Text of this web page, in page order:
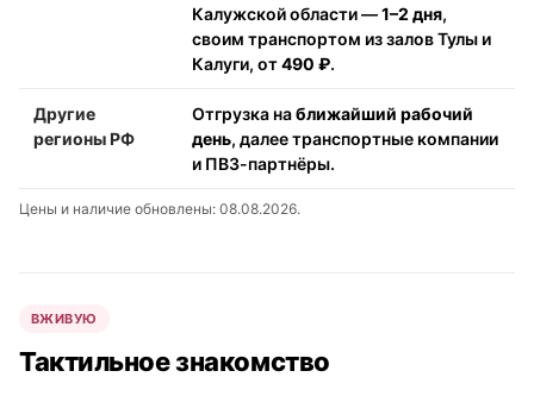
Калужской области —1–2 дня,
своим транспортом из залов Тулы и
Калуги, от490 ₽.
Другие
регионы РФ
Отгрузка наближайший рабочий
день, далее транспортные компании
и ПВЗ-партнёры.
Цены и наличие обновлены: 08.08.2026.
ВЖИВУЮ
Тактильное знакомство